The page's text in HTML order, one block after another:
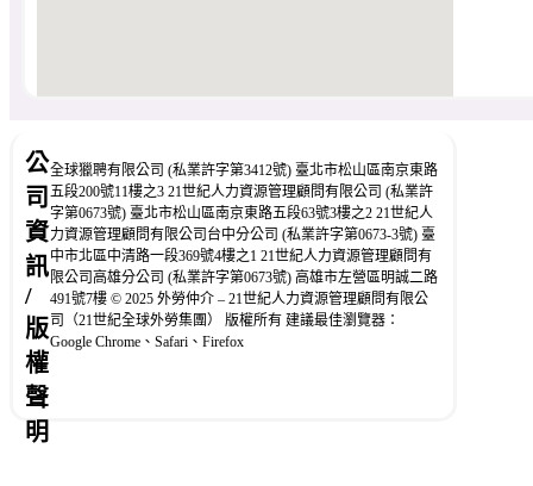
公
司
資
訊
/
版
權
聲
明
全球獵聘有限公司 (私業許字第3412號) 臺北市松山區南京東路
五段200號11樓之3 21世紀人力資源管理顧問有限公司 (私業許
字第0673號) 臺北市松山區南京東路五段63號3樓之2 21世紀人
力資源管理顧問有限公司台中分公司 (私業許字第0673-3號) 臺
中市北區中清路一段369號4樓之1 21世紀人力資源管理顧問有
限公司高雄分公司 (私業許字第0673號) 高雄市左營區明誠二路
491號7樓 © 2025 外勞仲介 – 21世紀人力資源管理顧問有限公
司（21世紀全球外勞集團） 版權所有 建議最佳瀏覽器：
Google Chrome、Safari、Firefox